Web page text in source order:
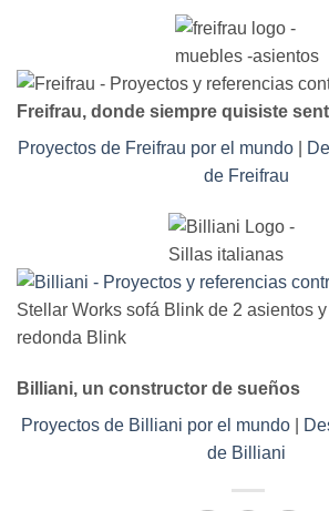
Freifrau, donde siempre quisiste
Proyectos de Freifrau por el mundo|
de Freifrau
Stellar Works sofá Blink de 2 asientos
redonda Blink
Billiani, un constructor de sueños
Proyectos de Billiani por el mundo|
de Billiani